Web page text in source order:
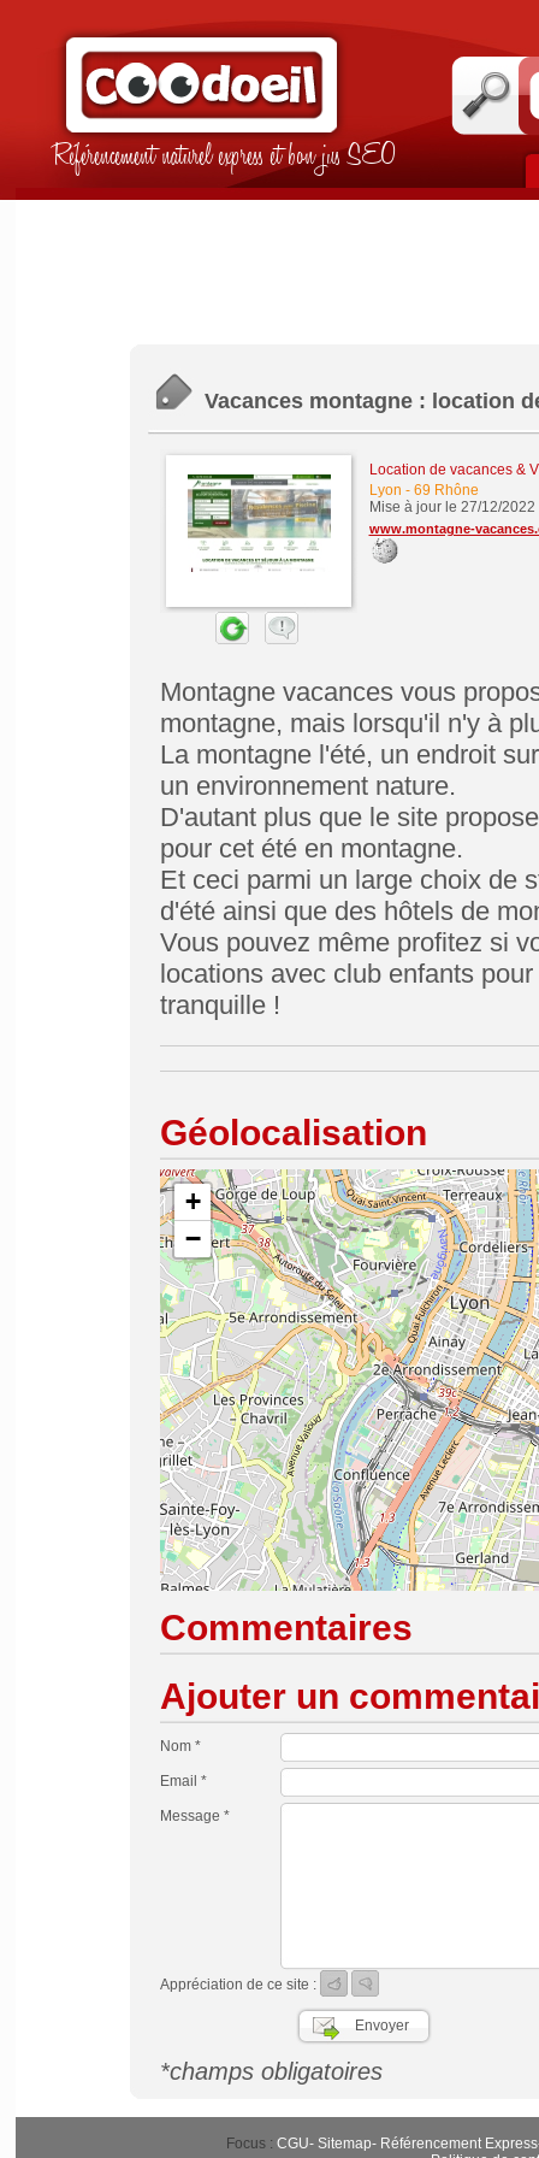
Référencement naturel express et bon jus SEO
Vacances montagne : location
Location de vacances &
Lyon - 69 Rhône
Mise à jour le 27/12/2022
www.montagne-
Montagne vacances vous
montagne, mais lorsqu'il n'y à
La montagne l'été, un endroit
un environnement nature.
D'autant plus que le site
pour cet été en montagne.
Et ceci parmi un large choix de
d'été ainsi que des hôtels de
Vous pouvez même profitez si
locations avec club enfants
tranquille !
Géolocalisation
+
−
Commentaires
Ajouter un
Nom *
Email *
Message *
Appréciation de ce site :
*champs obligatoires
Focus : CGU- Sitemap- Référencement Express